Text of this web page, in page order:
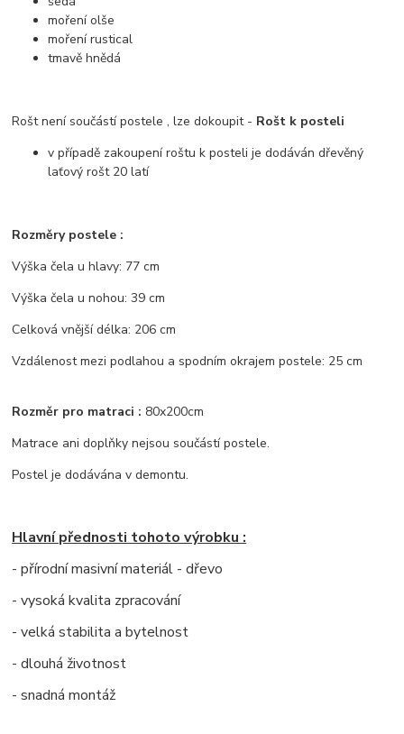
moření olše
moření rustical
tmavě hnědá
Rošt není součástí postele , lze dokoupit - Rošt k posteli
v případě zakoupení roštu k posteli je dodáván dřevěný
laťový rošt 20 latí
Rozměry postele :
Výška čela u hlavy: 77 cm
Výška čela u nohou: 39 cm
Celková vnější délka: 206 cm
Vzdálenost mezi podlahou a spodním okrajem postele: 25 cm
Rozměr pro matraci : 80x200cm
Matrace ani doplňky nejsou součástí postele.
Postel je dodávána v demontu.
Hlavní přednosti tohoto výrobku :
- přírodní masivní materiál - dřevo
- vysoká kvalita zpracování
- velká stabilita a bytelnost
- dlouhá životnost
- snadná montáž